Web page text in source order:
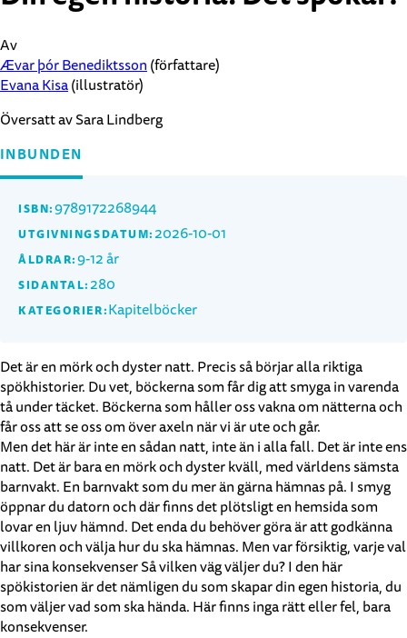
Av
Ævar þór Benediktsson (författare)
Evana Kisa(illustratör)
Översatt av Sara Lindberg
INBUNDEN
ISBN:9789172268944
UTGIVNINGSDATUM: 2026-10-01
ÅLDRAR:9-12 år
SIDANTAL: 280
KATEGORIER:Kapitelböcker
Det är en mörk och dyster natt. Precis så börjar alla riktiga
spökhistorier. Du vet, böckerna som får dig att smyga in varenda
tå under täcket. Böckerna som håller oss vakna om nätterna och
får oss att se oss om över axeln när vi är ute och går.
Men det här är inte en sådan natt, inte än i alla fall. Det är inte ens
natt. Det är bara en mörk och dyster kväll, med världens sämsta
barnvakt. En barnvakt som du mer än gärna hämnas på. I smyg
öppnar du datorn och där finns det plötsligt en hemsida som
lovar en ljuv hämnd. Det enda du behöver göra är att godkänna
villkoren och välja hur du ska hämnas. Men var försiktig, varje val
har sina konsekvenser Så vilken väg väljer du? I den här
spökistorien är det nämligen du som skapar din egen historia, du
som väljer vad som ska hända. Här finns inga rätt eller fel, bara
konsekvenser.